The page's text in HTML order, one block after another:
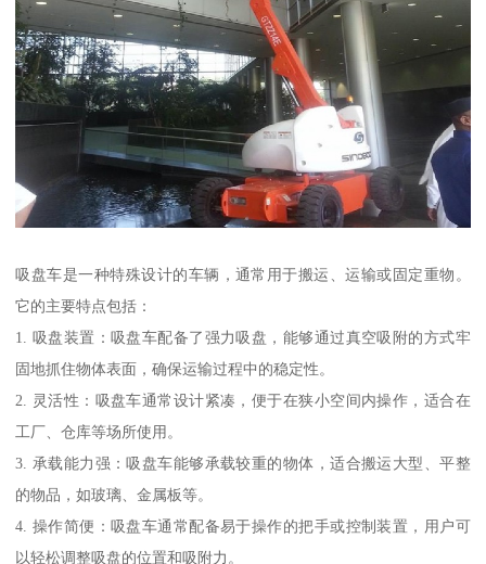
吸盘车是一种特殊设计的车辆，通常用于搬运、运输或固定重物。
它的主要特点包括：
1. 吸盘装置：吸盘车配备了强力吸盘，能够通过真空吸附的方式牢
固地抓住物体表面，确保运输过程中的稳定性。
2. 灵活性：吸盘车通常设计紧凑，便于在狭小空间内操作，适合在
工厂、仓库等场所使用。
3. 承载能力强：吸盘车能够承载较重的物体，适合搬运大型、平整
的物品，如玻璃、金属板等。
4. 操作简便：吸盘车通常配备易于操作的把手或控制装置，用户可
以轻松调整吸盘的位置和吸附力。